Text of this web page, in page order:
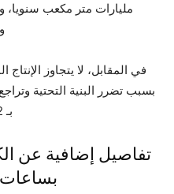
مليارات متر مكعب سنويا،
بسبب تضرر البنية التحتية
بـ 2 إلى 3 مليارات متر مكعب سنويا.
تفاصيل إضافية عن
بساعات